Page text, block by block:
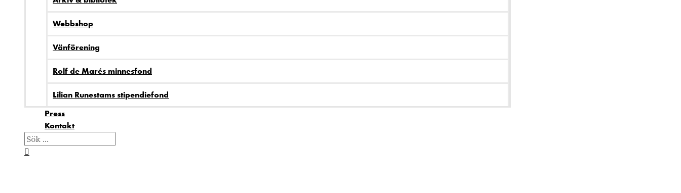
Webbshop
Vänförening
Rolf de Marés minnesfond
Lilian Runestams stipendiefond
Press
Kontakt
Sök
efter: